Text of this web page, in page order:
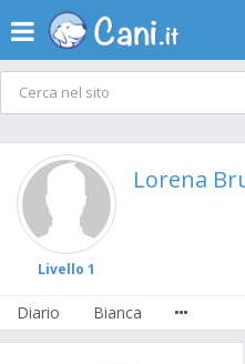
Livello 1
Lorena
Diario Bianca